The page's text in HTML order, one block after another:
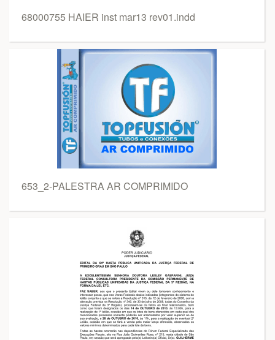
68000755 HAIER inst mar13 rev01.indd
653_2-PALESTRA AR COMPRIMIDO